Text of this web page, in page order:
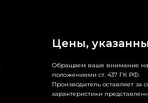
Цены,
Обращаем ваше внимание на
положениями ст. 437 ГК РФ.
Производитель оставляет за
характеристики